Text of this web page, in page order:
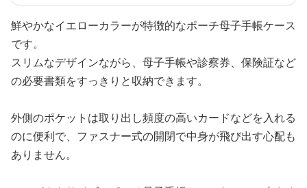
鮮やかなイエローカラーが特徴的なポーチ母子手帳ケース
です。
スリムなデザインながら、母子手帳や診察券、保険証など
の必要書類をすっきりと収納できます。
外側のポケットは取り出し頻度の高いカードなどを入れる
のに便利で、ファスナー式の開閉で中身が飛び出す心配も
ありません。